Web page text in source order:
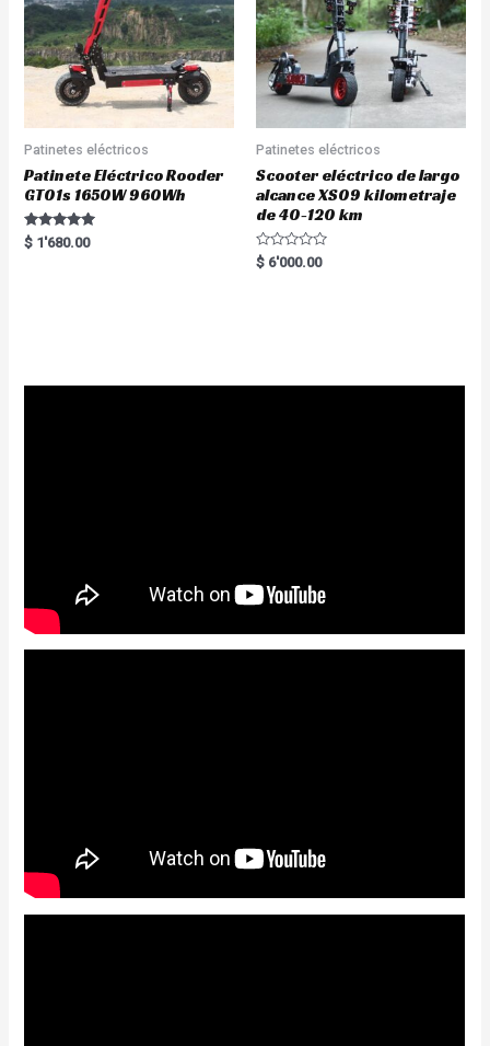
Patinetes eléctricos
Patinete Eléctrico Rooder
GT01s 1650W 960Wh
Rated
5.00
$ 1'680.00
Patinetes eléctricos
Scooter eléctrico de largo
alcance XS09 kilometraje
de 40-120 km
R
a
$ 6'000.00